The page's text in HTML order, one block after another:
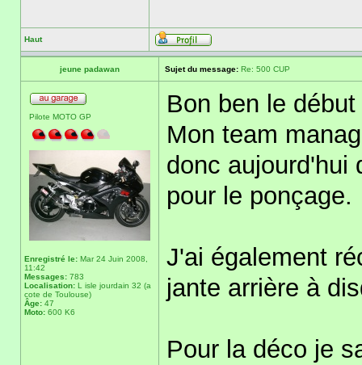
Haut
jeune padawan Sujet du message: Re: 500 CUP
Pilote MOTO GP
Enregistré le: Mar 24 Juin 2008,
11:42
Messages: 783
Localisation: L isle jourdain 32 (a
cote de Toulouse)
Âge: 47
Moto: 600 K6
Bon ben le
Mon team
donc aujourd'hui
pour le ponçage.
J'ai également
jante arrière à
Pour la déco je